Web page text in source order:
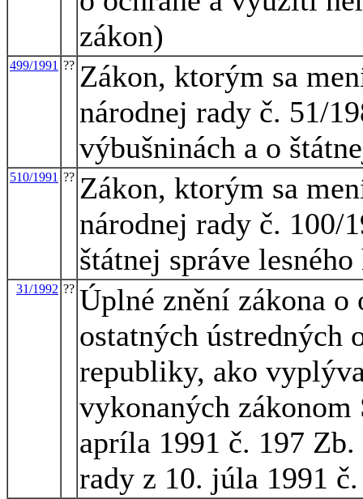
zákon)
499/1991 ?? Zákon, ktorým sa
národnej rady č. 51/
výbušninách a o
510/1991 ?? Zákon, ktorým sa
národnej rady č. 100/
štátnej správe
31/1992 ?? Úplné znění zákona
ostatných ústredných
republiky, ako
vykonaných
apríla 1991 č. 197
rady z 10. júla 1991